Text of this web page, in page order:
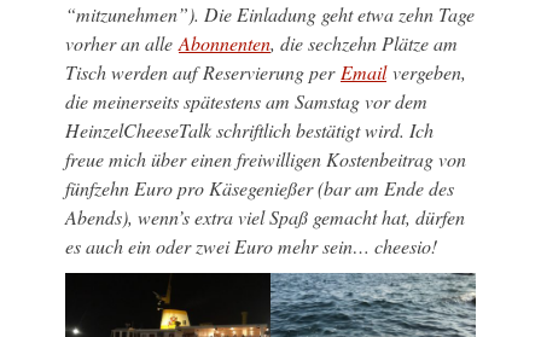
“mitzunehmen”). Die Einladung geht etwa zehn Tage
vorher an alleAbonnenten, die sechzehn Plätze am
Tisch werden auf Reservierung perEmailvergeben,
die meinerseits spätestens am Samstag vor dem
HeinzelCheeseTalk schriftlich bestätigt wird. Ich
freue mich über einen freiwilligen Kostenbeitrag von
fünfzehn Euro pro Käsegenießer (bar am Ende des
Abends), wenn’s extra viel Spaß gemacht hat, dürfen
es auch ein oder zwei Euro mehr sein… cheesio!